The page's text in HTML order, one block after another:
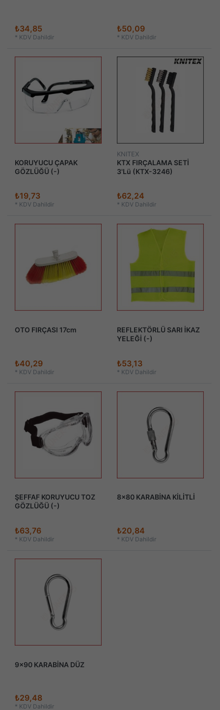
₺34,85
* KDV Dahildir
₺50,09
* KDV Dahildir
KORUYUCU ÇAPAK
GÖZLÜĞÜ (-)
₺19,73
* KDV Dahildir
KNITEX
KTX FIRÇALAMA SETİ
3'Lü (KTX-3246)
₺62,24
* KDV Dahildir
OTO FIRÇASI 17cm
₺40,29
* KDV Dahildir
REFLEKTÖRLÜ SARI İKAZ
YELEĞİ (-)
₺53,13
* KDV Dahildir
ŞEFFAF KORUYUCU TOZ
GÖZLÜĞÜ (-)
₺63,76
* KDV Dahildir
8x80 KARABİNA KİLİTLİ
₺20,84
* KDV Dahildir
9x90 KARABİNA DÜZ
₺29,48
* KDV Dahildir